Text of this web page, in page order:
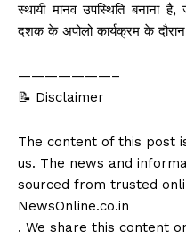
स्थायी मानव उपस्थिति
दशक के अपोलो कार्यक्रम के दौरान
———————–
📝 Disclaimer
The content of this post
us. The news and
sourced from trusted
NewsOnline.co.in
. We share this content